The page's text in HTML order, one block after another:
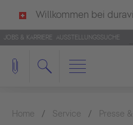
Willkommen bei
deutsch als Ihre Sprache erkannt.
Français Italiano
JOBS & KARRIERE AUSSTELLUNGSSUCHE
Home Service Presse